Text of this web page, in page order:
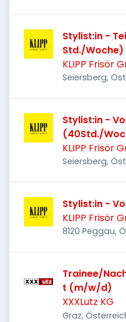
Stylist:in -
Std./Woche)
KLIPP Frisör
Seiersberg,
Stylist:in -
(40Std./
KLIPP Frisör
Seiersberg,
Stylist:in -
KLIPP Frisör
8120 Peggau,
Trainee/
t (m/w/d)
XXXLutz KG
Graz,